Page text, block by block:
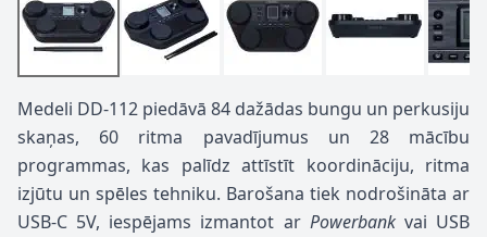
Medeli DD-112 piedāvā 84 dažādas bungu un perkusiju
skaņas, 60 ritma pavadījumus un 28 mācību
programmas, kas palīdz attīstīt koordināciju, ritma
izjūtu un spēles tehniku. Barošana tiek nodrošināta ar
USB-C 5V, iespējams izmantot ar Powerbankvai USB